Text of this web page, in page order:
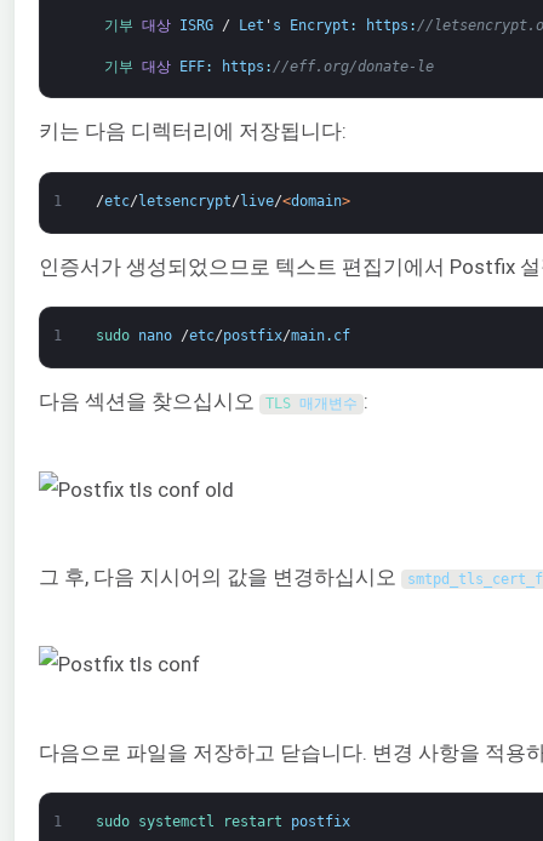
기부 대상 ISRG / Let ' s Encrypt : https : //
기부 대상 EFF: https : //eff.org/donate-le
키는 다음 디렉터리에 저장됩니다:
1 /etc/letsencrypt/live/<domain>
인증서가 생성되었으므로 텍스트 편집기에서 Postfix
1 sudo nano /etc/postfix/main. cf
다음 섹션을 찾으십시오 TLS 매개변수 :
그 후, 다음 지시어의 값을 변경하십시오
다음으로 파일을 저장하고 닫습니다. 변경 사항을 적용
1 sudo systemctl restart postfix